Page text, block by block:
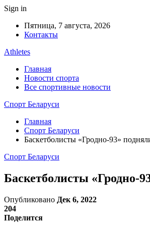
Sign in
Пятница, 7 августа, 2026
Контакты
Athletes
Главная
Новости спорта
Все спортивные новости
Спорт Беларуси
Главная
Спорт Беларуси
Баскетболисты «Гродно-93»
Спорт Беларуси
Баскетболисты «Гродно-
Опубликовано Дек 6, 2022
204
Поделится